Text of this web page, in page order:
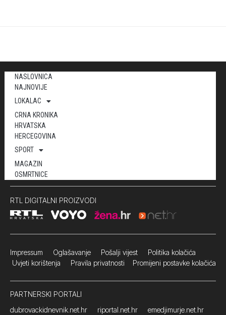
NASLOVNICA
NAJNOVIJE
LOKALAC
CRNA KRONIKA
HRVATSKA
HERCEGOVINA
SPORT
MAGAZIN
OSMRTNICE
RTL DIGITALNI PROIZVODI
Impressum Oglašavanje Pošalji vijest Politika kolačića
Uvjeti korištenja Pravila privatnosti Promijeni postavke kolačića
PARTNERSKI PORTALI
dubrovackidnevnik.net.hr
riportal.net.hr emedjimurje.net.hr